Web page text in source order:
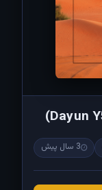
3 سال پیش